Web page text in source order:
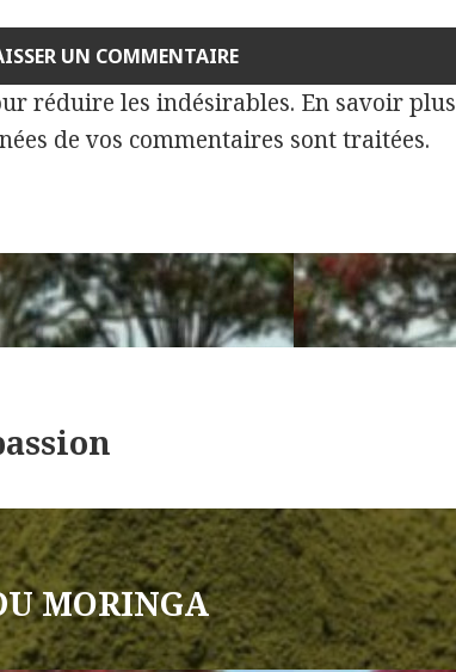
réduire les indésirables. En savoir plus
de vos commentaires sont traitées.
MORINGA